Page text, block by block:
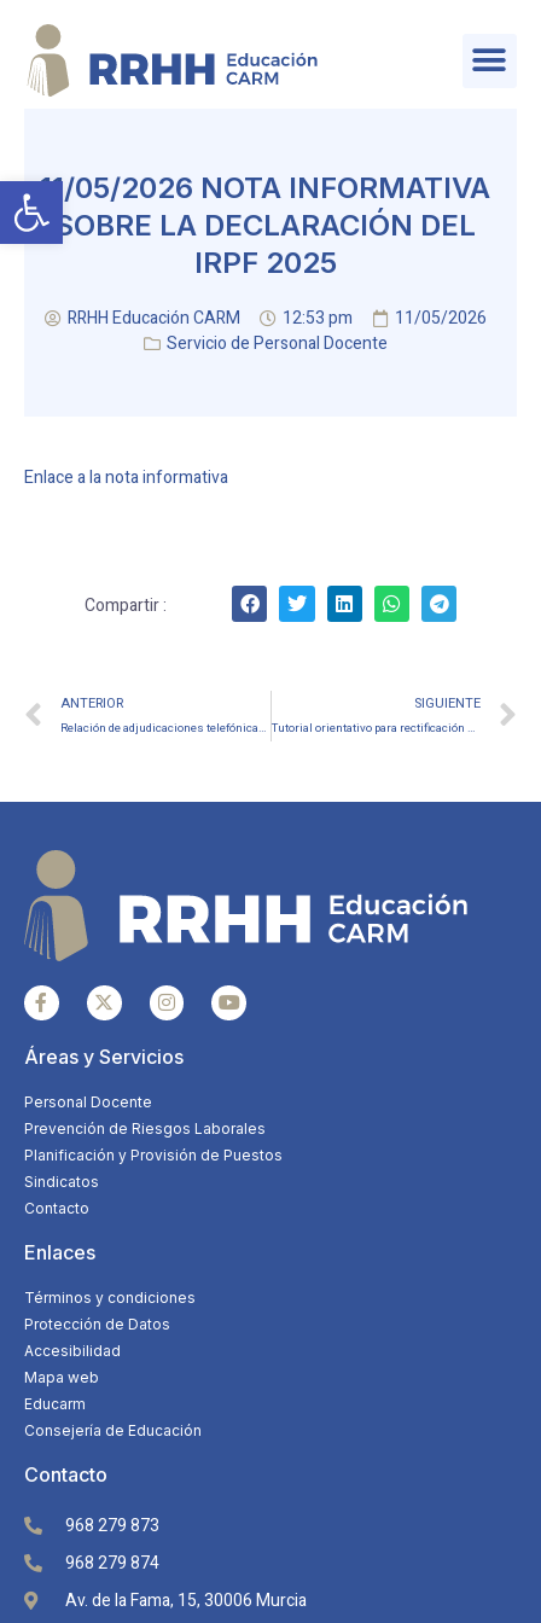
Abrir barra de herramientas
11/05/2026 NOTA INFORMATIVA
SOBRE LA DECLARACIÓN DEL
IRPF 2025
RRHH Educación CARM 12:53 pm
11/05/2026
Servicio de Personal Docente
Enlace a la nota informativa
Compartir :
ANTERIOR
Relación de adjudicaciones telefónicas del Cuerpo de Enseñanza Secundaria y otros realizadas durante el mes de abril de 2026
SIGUIENTE
Tutorial orientativo para rectificación de declaración complementaria de la Renta de 2024 y ordinaria de 2025
Áreas y Servicios
Personal Docente
Prevención de Riesgos Laborales
Planificación y Provisión de Puestos
Sindicatos
Contacto
Enlaces
Términos y condiciones
Protección de Datos
Accesibilidad
Mapa web
Educarm
Consejería de Educación
Contacto
968 279 873
968 279 874
Av. de la Fama, 15, 30006 Murcia